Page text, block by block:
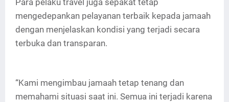
mengedepankan pelayanan terbaik kepada jamaah
dengan menjelaskan kondisi yang terjadi secara
terbuka dan transparan.
“Kami mengimbau jamaah tetap tenang dan
memahami situasi saat ini. Semua ini terjadi karena